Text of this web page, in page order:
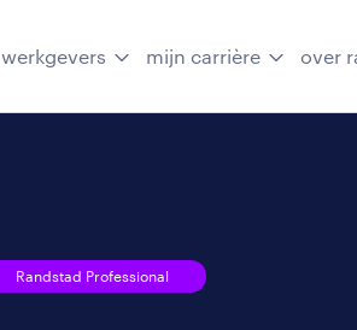
werkgevers mijn carrière over
Randstad Professional